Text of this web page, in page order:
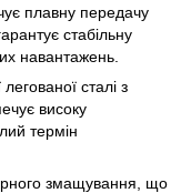
плавну передачу
стабільну
навантажень.
сталі з
високу
термін
змащування, що